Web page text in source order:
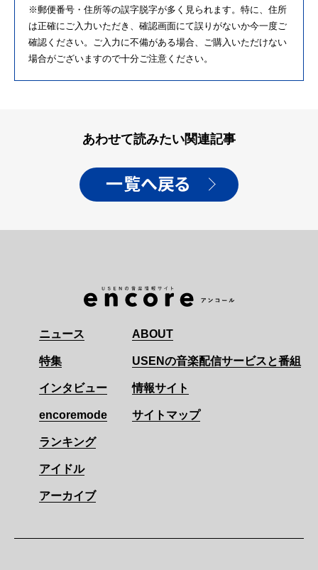
※郵便番号・住所等の誤字脱字が多く見られます。特に、住所
は正確にご入力いただき、確認画面にて誤りがないか今一度ご
確認ください。ご入力に不備がある場合、ご購入いただけない
場合がございますので十分ご注意ください。
あわせて読みたい関連記事
一覧へ戻る
ニュース
特集
インタビュー
encoremode
ランキング
アイドル
アーカイブ
ABOUT
USENの音楽配信サービスと番組
情報サイト
サイトマップ